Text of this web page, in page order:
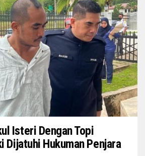
Isteri Dengan Topi
Dijatuhi Hukuman Penjara